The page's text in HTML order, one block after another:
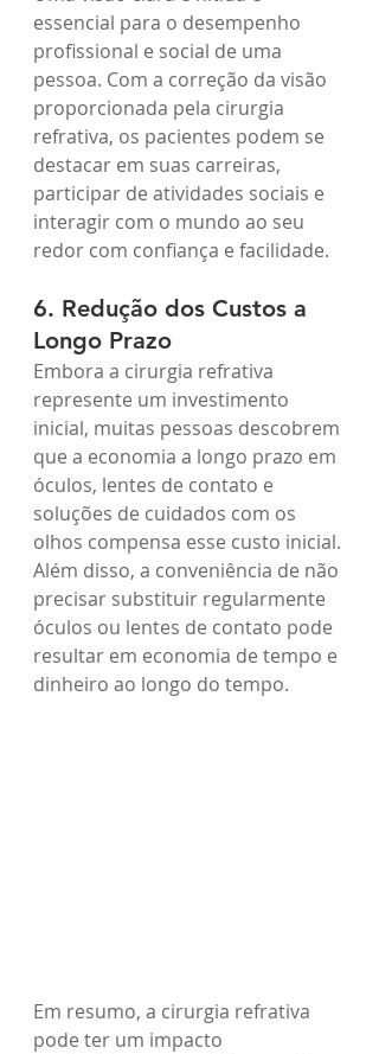
essencial para o desempenho
profissional e social de uma
pessoa. Com a correção da visão
proporcionada pela cirurgia
refrativa, os pacientes podem se
destacar em suas carreiras,
participar de atividades sociais e
interagir com o mundo ao seu
redor com confiança e facilidade.
6. Redução dos Custos a
Longo Prazo
Embora a cirurgia refrativa
represente um investimento
inicial, muitas pessoas descobrem
que a economia a longo prazo em
óculos, lentes de contato e
soluções de cuidados com os
olhos compensa esse custo inicial.
Além disso, a conveniência de não
precisar substituir regularmente
óculos ou lentes de contato pode
resultar em economia de tempo e
dinheiro ao longo do tempo.
Em resumo, a cirurgia refrativa
pode ter um impacto